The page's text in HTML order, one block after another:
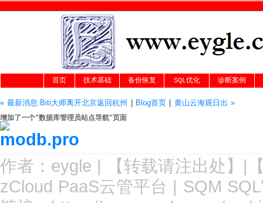
首页 技术基础 备份恢复 SQL优化 诊断案例
« 最新消息:Biti大师离开北京返回杭州 Blog首页| 黄山云海观日出 »
增加了一个"数据库管理员站点导航"页面
作者： eygle | 【转载请注出处 】|
zCloud PaaS云管平台 | SQM